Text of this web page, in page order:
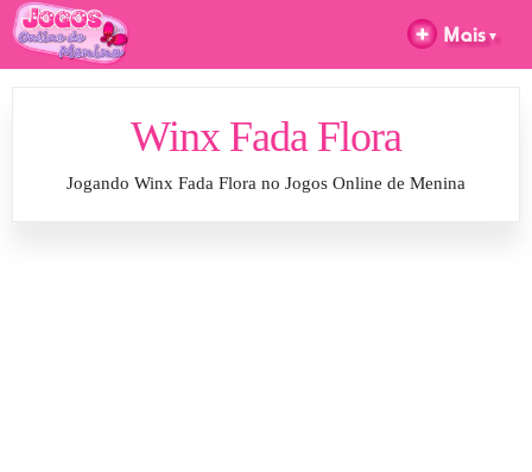
Winx Fada Flora
Jogando Winx Fada Flora no Jogos Online de Menina